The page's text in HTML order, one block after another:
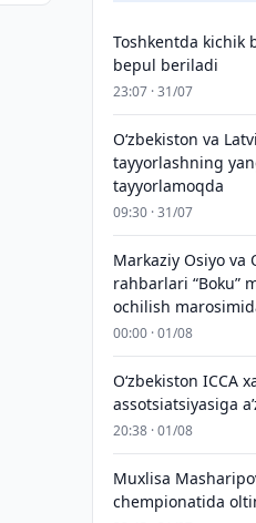
Toshkentda kichik
bepul beriladi
23:07 · 31/07
Oʻzbekiston va
tayyorlashning
tayyorlamoqda
09:30 · 31/07
Markaziy Osiyo va
rahbarlari “Boku”
ochilish
00:00 · 01/08
O‘zbekiston ICCA
assotsiatsiyasiga
20:38 · 01/08
Muxlisa
chempionatida